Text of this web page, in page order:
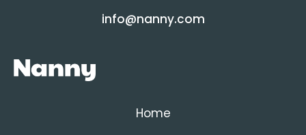
info@nanny.com
Home